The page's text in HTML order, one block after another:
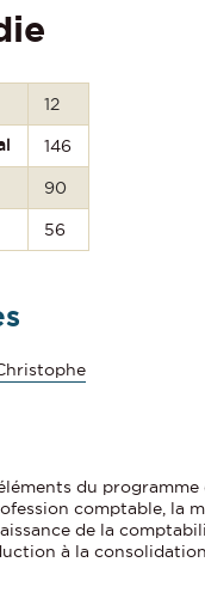
12
146
90
56
du programme
comptable, la
de la
à la